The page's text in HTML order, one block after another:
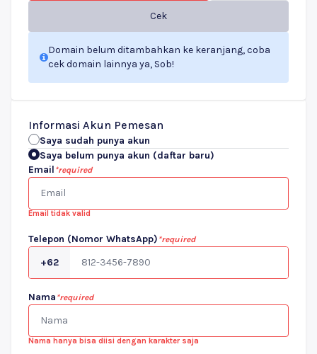
Cek
Domain belum ditambahkan ke keranjang, coba
cek domain lainnya ya, Sob!
Informasi Akun Pemesan
Saya sudah punya akun
Saya belum punya akun (daftar baru)
Email *required
Email tidak valid
Telepon (Nomor WhatsApp) *required
+62
Nama *required
Nama hanya bisa diisi dengan karakter saja